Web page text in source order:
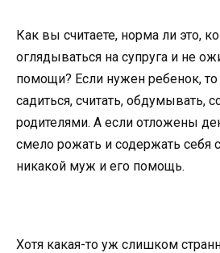
Как вы считаете, норма ли это,
оглядываться на супруга и не
помощи? Если нужен ребенок, то
садиться, считать, обдумывать,
родителями. А если отложены
смело рожать и содержать себя
никакой муж и его помощь.
Хотя какая-то уж слишком